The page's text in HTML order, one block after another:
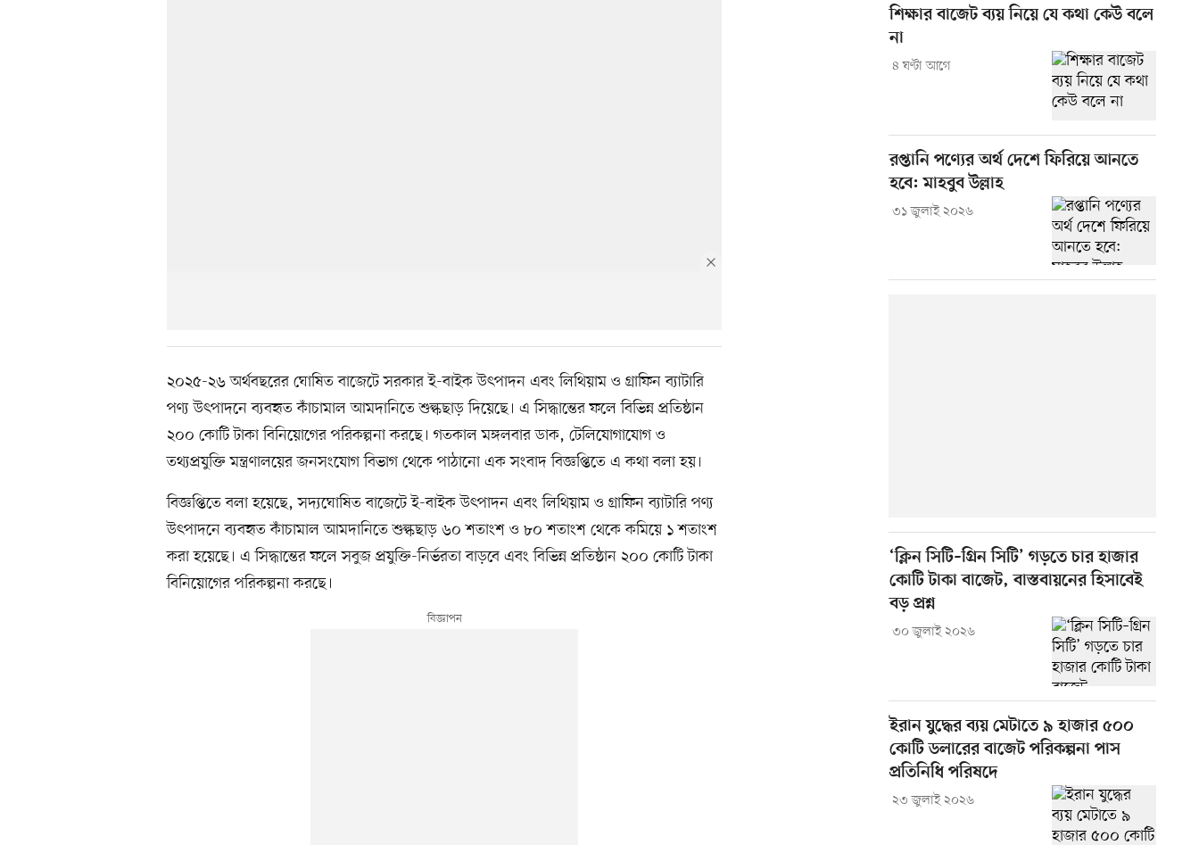
২০২৫-২৬ অর্থবছরের ঘোষিত বাজেটে সরকার ই-বাইক উৎপাদন এবং লিথিয়াম ও গ্রাফিন ব্যাটারি
পণ্য উৎপাদনে ব্যবহৃত কাঁচামাল আমদানিতে শুল্কছাড় দিয়েছে। এ সিদ্ধান্তের ফলে বিভিন্ন প্রতিষ্ঠান
২০০ কোটি টাকা বিনিয়োগের পরিকল্পনা করছে। গতকাল মঙ্গলবার ডাক, টেলিযোগাযোগ ও
তথ্যপ্রযুক্তি মন্ত্রণালয়ের জনসংযোগ বিভাগ থেকে পাঠানো এক সংবাদ বিজ্ঞপ্তিতে এ কথা বলা হয়।
বিজ্ঞপ্তিতে বলা হয়েছে, সদ্যঘোষিত বাজেটে ই-বাইক উৎপাদন এবং লিথিয়াম ও গ্রাফিন ব্যাটারি পণ্য
উৎপাদনে ব্যবহৃত কাঁচামাল আমদানিতে শুল্কছাড় ৬০ শতাংশ ও ৮০ শতাংশ থেকে কমিয়ে ১ শতাংশ
করা হয়েছে। এ সিদ্ধান্তের ফলে সবুজ প্রযুক্তি-নির্ভরতা বাড়বে এবং বিভিন্ন প্রতিষ্ঠান ২০০ কোটি টাকা
বিনিয়োগের পরিকল্পনা করছে।
শিক্ষার বাজেট ব্যয় নিয়ে যে কথা কেউ বলে
না
৪ ঘণ্টা আগে
রপ্তানি পণ্যের অর্থ দেশে ফিরিয়ে আনতে
হবে: মাহবুব উল্লাহ
৩১ জুলাই ২০২৬
‘ক্লিন সিটি–গ্রিন সিটি’ গড়তে চার হাজার
কোটি টাকা বাজেট, বাস্তবায়নের হিসাবেই
বড় প্রশ্ন
৩০ জুলাই ২০২৬
ইরান যুদ্ধের ব্যয় মেটাতে ৯ হাজার ৫০০
কোটি ডলারের বাজেট পরিকল্পনা পাস
প্রতিনিধি পরিষদে
২৩ জুলাই ২০২৬